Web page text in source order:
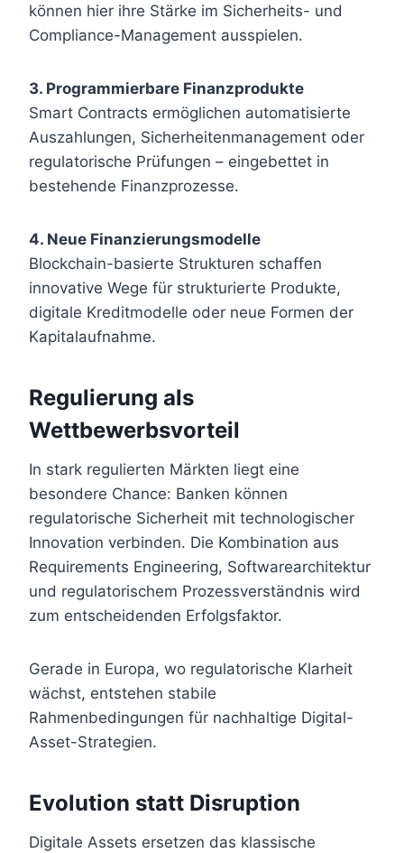
können hier ihre Stärke im Sicherheits- und
Compliance-Management ausspielen.
3. Programmierbare Finanzprodukte
Smart Contracts ermöglichen automatisierte
Auszahlungen, Sicherheitenmanagement oder
regulatorische Prüfungen – eingebettet in
bestehende Finanzprozesse.
4. Neue Finanzierungsmodelle
Blockchain-basierte Strukturen schaffen
innovative Wege für strukturierte Produkte,
digitale Kreditmodelle oder neue Formen der
Kapitalaufnahme.
Regulierung als
Wettbewerbsvorteil
In stark regulierten Märkten liegt eine
besondere Chance: Banken können
regulatorische Sicherheit mit technologischer
Innovation verbinden. Die Kombination aus
Requirements Engineering, Softwarearchitektur
und regulatorischem Prozessverständnis wird
zum entscheidenden Erfolgsfaktor.
Gerade in Europa, wo regulatorische Klarheit
wächst, entstehen stabile
Rahmenbedingungen für nachhaltige Digital-
Asset-Strategien.
Evolution statt Disruption
Digitale Assets ersetzen das klassische